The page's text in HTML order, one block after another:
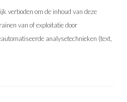
verboden om de inhoud van deze
van of exploitatie door
analysetechnieken (text,